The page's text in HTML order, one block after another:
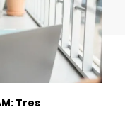
Tres